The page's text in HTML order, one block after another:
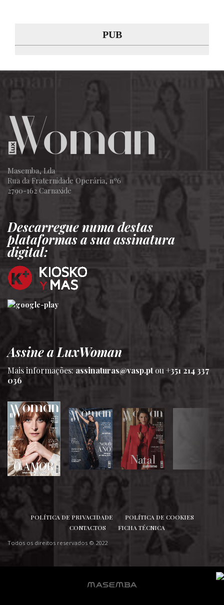
SIGA-NOS
PUB
Masemba, Lda
Rua da Fraternidade Operária, nº6
2790-162 Carnaxide
Descarregue numa destas
plataformas a sua assinatura
digital:
Assine a LuxWoman
Mais informações:assinaturas@vasp.ptou +351 214 337
036
POLÍTICA DE PRIVACIDADE
POLÍTICA DE COOKIES
CONTACTOS
FICHA TÉCNICA
Todos os direitos reservados © 2022